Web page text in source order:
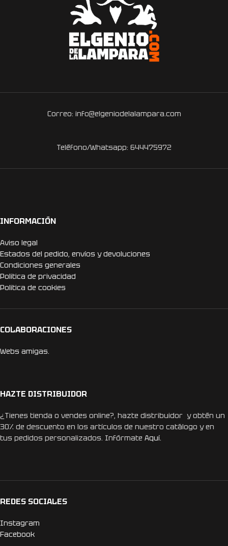
Correo: info@elgeniodelalampara.com
Teléfono/Whatsapp: 644475972
INFORMACIÓN
Aviso legal
Estados del pedido, envíos y devoluciones
Condiciones generales
Politica de privacidad
Politica de cookies
COLABORACIONES
Webs amigas.
HAZTE DISTRIBUIDOR
¿Tienes tienda o vendes online?, hazte distribuidor y obtén un
30% de descuento en los artículos de nuestro catálogo y en
tus pedidos personalizados. Infórmate Aquí.
REDES SOCIALES
Instagram
Facebook